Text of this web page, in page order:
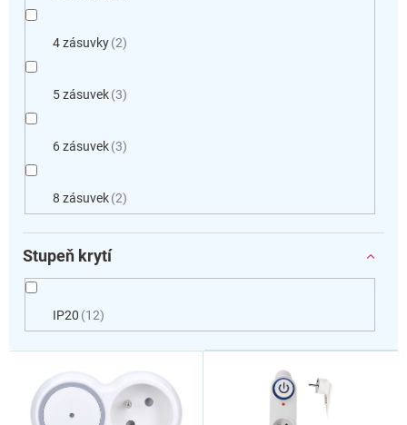
4 zásuvky 2
5 zásuvek 3
6 zásuvek 3
8 zásuvek 2
Stupeň krytí
IP20 12
V